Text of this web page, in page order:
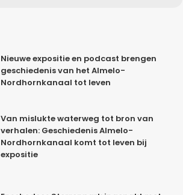
Nieuwe expositie en podcast brengen
geschiedenis van het Almelo-
Nordhornkanaal tot leven
Van mislukte waterweg tot bron van
verhalen: Geschiedenis Almelo-
Nordhornkanaal komt tot leven bij
expositie